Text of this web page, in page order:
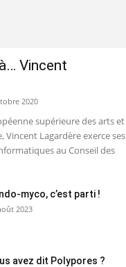
Vincent
2020
supérieure des arts et
Vincent Lagardère exerce ses
au Conseil des
myco, c’est parti !
2023
avez dit Polypores ?